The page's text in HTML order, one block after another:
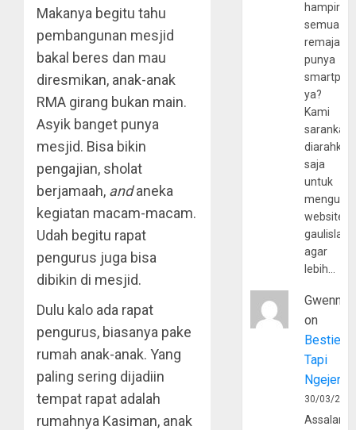
Makanya begitu tahu
pembangunan mesjid
bakal beres dan mau
diresmikan, anak-anak
RMA girang bukan main.
Asyik banget punya
mesjid. Bisa bikin
pengajian, sholat
berjamaah, andaneka
kegiatan macam-macam.
Udah begitu rapat
pengurus juga bisa
dibikin di mesjid.
Dulu kalo ada rapat
pengurus, biasanya pake
rumah anak-anak. Yang
paling sering dijadiin
tempat rapat adalah
rumahnya Kasiman, anak
hampir
semua
remaja
punya
ya?
Kami
sarankan,
diarahkan
saja
untuk
website
agar
lebih…
Gwenny
on
Bestie
Tapi
30/03/